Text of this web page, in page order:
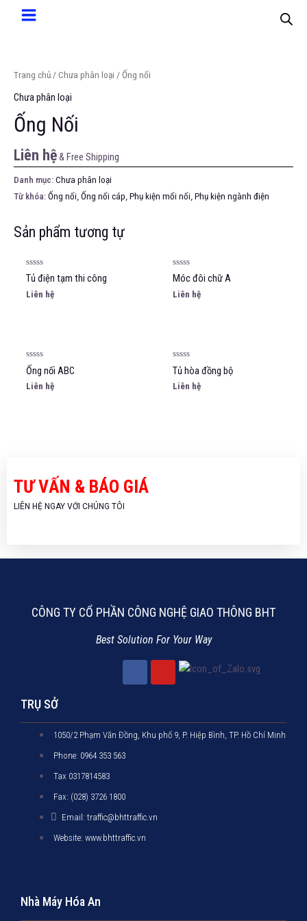
Trang chủ / Chưa phân loại / Ống nối
Chưa phân loại
Ống Nối
Liên hệ& Free Shipping
Danh mục: Chưa phân loại
Từ khóa: Ống nối Ống nối cáp Phụ kiện mối nối Phụ kiện ngành điện
Sản phẩm tương tự
Được
xếp
hạng
0
Tủ điện tạm thi công
Liên hệ
Được
xếp
hạng
0
Móc đôi chữ A
Liên hệ
Được
xếp
hạng
0
Ống nối ABC
Liên hệ
Được
xếp
hạng
0
Tủ hòa đồng bộ
Liên hệ
TƯ VẤN & BÁO GIÁ
LIÊN HỆ NGAY VỚI CHÚNG TÔI
CÔNG TY CỔ PHẦN CÔNG NGHỆ GIAO THÔNG BHT
Best Solution For Your Way
TRỤ SỞ
1050/2 Phạm Văn Đồng, Khu phố 9, P. Hiệp Bình, TP. Hồ Chí Minh
Phone: 0964 353 563
Tax 0317814583
Fax: (028) 3726 1800
Email: traffic@bhttraffic.vn
Website: www.bhttraffic.vn
Nhà Máy Hóa An